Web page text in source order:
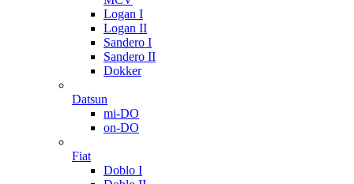
Logan I
Logan II
Sandero I
Sandero II
Dokker
Datsun
mi-DO
on-DO
Fiat
Doblo I